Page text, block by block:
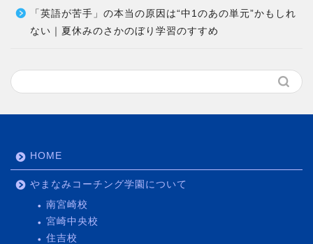
「英語が苦手」の本当の原因は“中1のあの単元”かもしれ
ない｜夏休みのさかのぼり学習のすすめ
HOME
やまなみコーチング学園について
南宮崎校
宮崎中央校
住吉校